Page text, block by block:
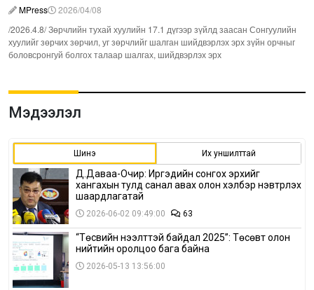
MPress
2026/04/08
/2026.4.8/ Зөрчлийн тухай хуулийн 17.1 дүгээр зүйлд заасан Сонгуулийн
хуулийг зөрчих зөрчил, уг зөрчлийг шалган шийдвэрлэх эрх зүйн орчныг
боловсронгуй болгох талаар шалгах, шийдвэрлэх эрх
Мэдээлэл
Шинэ Их уншилттай
Д.Даваа-Очир: Иргэдийн сонгох эрхийг
хангахын тулд санал авах олон хэлбэр нэвтрүүлэх
шаардлагатай
2026-06-02 09:49:00 63
“Төсвийн нээлттэй байдал 2025”: Төсөвт олон
нийтийн оролцоо бага байна
2026-05-13 13:56:00